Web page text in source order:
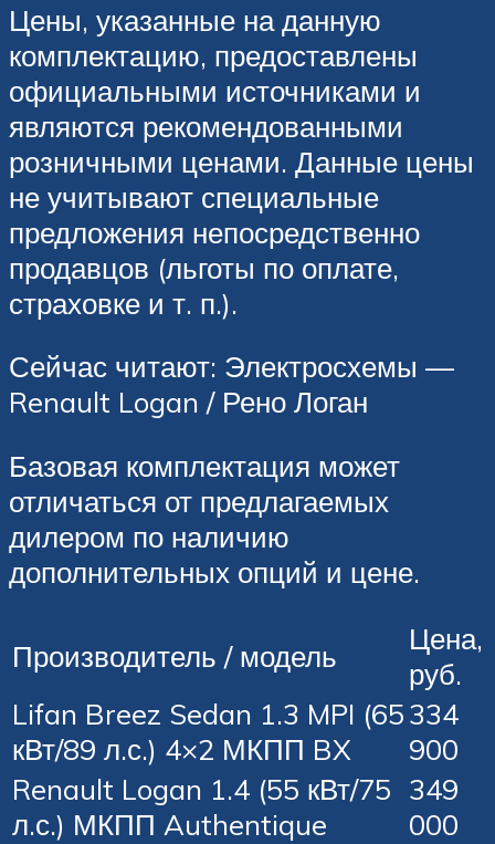
Цены, указанные на данную
комплектацию, предоставлены
официальными источниками и
являются рекомендованными
розничными ценами. Данные цены
не учитывают специальные
предложения непосредственно
продавцов (льготы по оплате,
страховке и т. п.).
Сейчас читают: Электросхемы —
Renault Logan / Рено Логан
Базовая комплектация может
отличаться от предлагаемых
дилером по наличию
дополнительных опций и цене.
Производитель / модель
Цена,
руб.
Lifan Breez Sedan 1.3 MPI (65
кВт/89 л.с.) 4×2 МКПП BX
334
900
Renault Logan 1.4 (55 кВт/75
л.с.) МКПП Authentique
349
000